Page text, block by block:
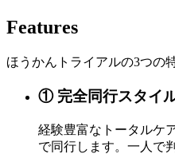
Features
ほうかんトライアルの3つの
① 完全同行スタイ
経験豊富なトータルケ
で同行します。一人で